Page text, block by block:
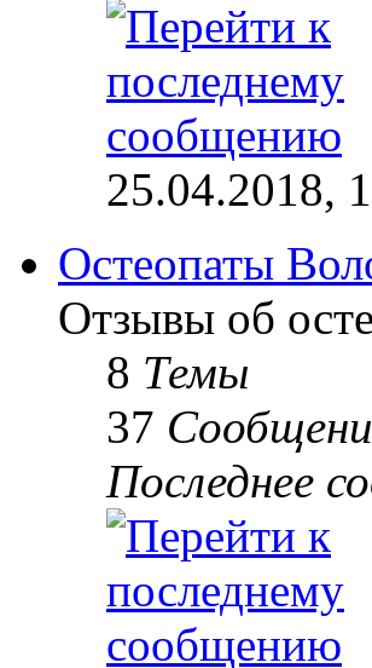
25.04.2018,
Остеопаты
Отзывы об
8 Темы
37
Последнее